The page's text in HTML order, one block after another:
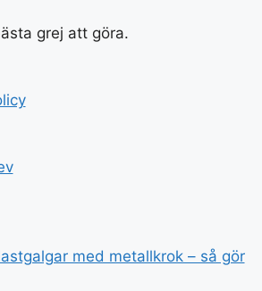
grej att göra.
med metallkrok – så gör